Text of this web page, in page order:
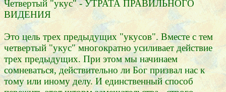
Четвертый "укус" - УТРАТА ПРАВИЛЬНОГО
ВИДЕНИЯ
Это цель трех предыдущих "укусов". Вместе с тем
четвертый "укус" многократно усиливает действие
трех предыдущих. При этом мы начинаем
сомневаться, действительно ли Бог призвал нас к
тому или иному делу. И единственный способ